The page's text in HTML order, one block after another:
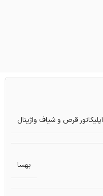
اپلیکاتور قرص و شیاف واژینال
بهسا